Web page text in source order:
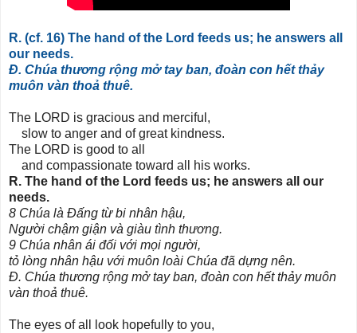
R. (cf. 16) The hand of the Lord feeds us; he answers all
our needs.
Đ. Chúa thương rộng mở tay ban, đoàn con hết thảy
muôn vàn thoả thuê.
The LORD is gracious and merciful,
slow to anger and of great kindness.
The LORD is good to all
and compassionate toward all his works.
R. The hand of the Lord feeds us; he answers all our
needs.
8 Chúa là Đấng từ bi nhân hậu,
Người chậm giận và giàu tình thương.
9 Chúa nhân ái đối với mọi người,
tỏ lòng nhân hậu với muôn loài Chúa đã dựng nên.
Đ. Chúa thương rộng mở tay ban, đoàn con hết thảy muôn
vàn thoả thuê.
The eyes of all look hopefully to you,